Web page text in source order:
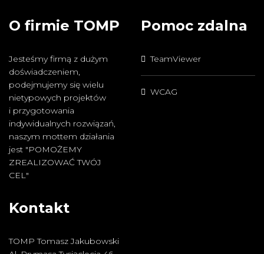
O firmie TOMP
Jesteśmy firmą z dużym
doświadczeniem,
podejmujemy się wielu
nietypowych projektów
i przygotowania
indywidualnych rozwiązań,
naszym mottem działania
jest "POMOŻEMY
ZREALIZOWAĆ TWÓJ
CEL"
Pomoc zdalna
TeamViewer
WCAG
Kontakt
TOMP Tomasz Jakubowski